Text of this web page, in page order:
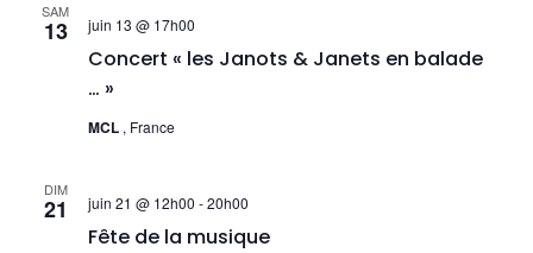
SAM
13
Concert « les Janots & Janets en balade
… »
juin 13 @ 17h00
MCL , France
DIM
21
Fête de la musique
juin 21 @ 12h00 -20h00